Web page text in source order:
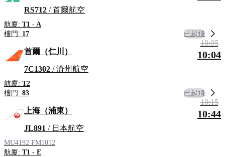
RS712 / 首爾航空
航廈: T1 - A
樓門: 17 已起飛
首爾（仁川）
7C1302 / 濟州航空
航廈: T2
樓門: 83
10:05
10:04
已起飛
上海（浦東）
JL891 / 日本航空
MU4192 FM1012
航廈: T1 - E
10:15
10:44